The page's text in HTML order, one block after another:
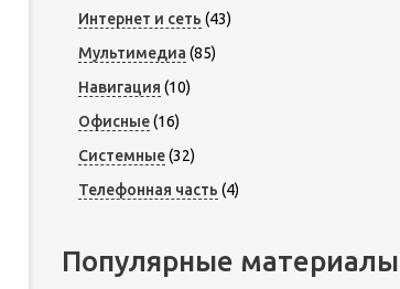
Интернет и сеть (43)
Мультимедиа (85)
Навигация (10)
Офисные(16)
Системные(32)
Телефонная часть (4)
Популярные материалы